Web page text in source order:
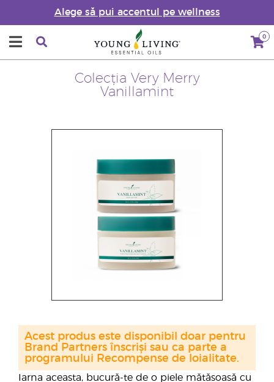
Alege să pui accentul pe wellness
0
Colecția Very Merry
Vanillamint
Iarna aceasta, bucură-te de o piele mătăsoasă cu
Acest produs este disponibil doar pentru
Brand Partners înscriși sau ca parte a
programului Recompense de loialitate.